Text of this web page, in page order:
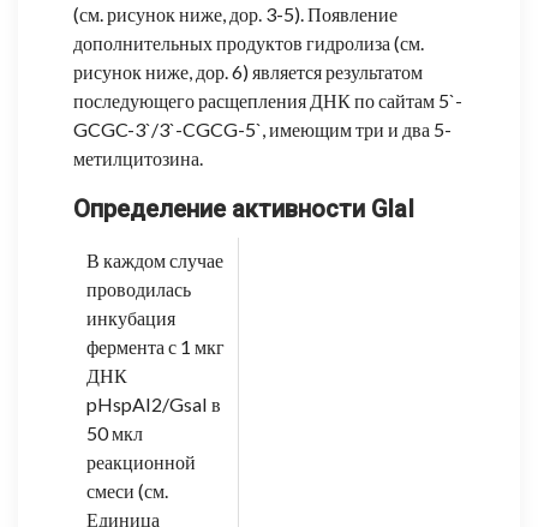
(см. рисунок ниже, дор. 3-5). Появление
дополнительных продуктов гидролиза (см.
рисунок ниже, дор. 6) является результатом
последующего расщепления ДНК по сайтам 5`-
GCGC-3`/3`-CGCG-5`, имеющим три и два 5-
метилцитозина.
Определение активности GlaI
В каждом случае
проводилась
инкубация
фермента с 1 мкг
ДНК
pHspAI2/GsaI в
50 мкл
реакционной
смеси (см.
Единица